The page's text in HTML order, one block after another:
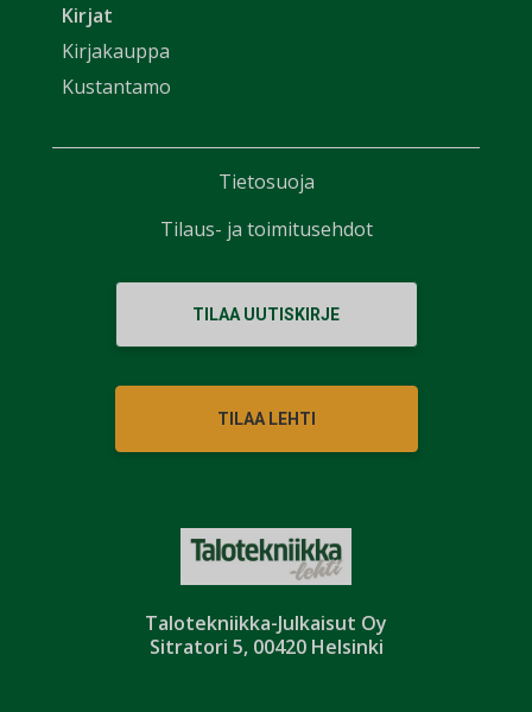
Talotekniikka-Julkaisut Oy
Sitratori 5, 00420 Helsinki
Kirjat
Kirjakauppa
Kustantamo
TILAA UUTISKIRJE
TILAA LEHTI
Tietosuoja
Tilaus- ja toimitusehdot